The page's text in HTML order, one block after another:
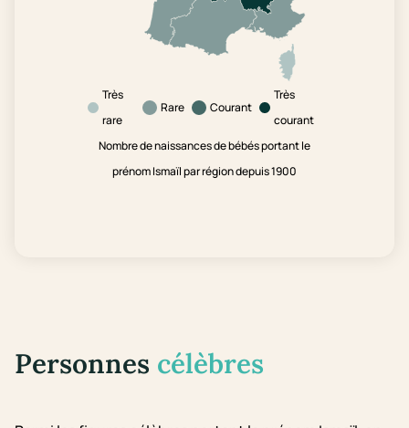
Très
rare
Rare Courant
Très
courant
Nombre de naissances de bébés portant le
prénom Ismaïl par région depuis 1900
Personnes célèbres